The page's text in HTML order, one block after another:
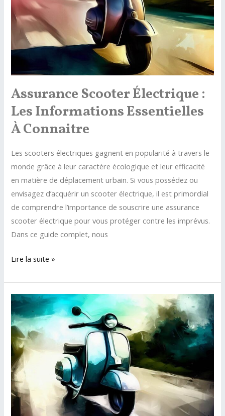
savoir
Assurance Scooter Électrique :
Les Informations Essentielles
À Connaitre
Les scooters électriques gagnent en popularité à travers le
monde grâce à leur caractère écologique et leur efficacité
en matière de déplacement urbain. Si vous possédez ou
envisagez d’acquérir un scooter électrique, il est primordial
de comprendre l’importance de souscrire une assurance
scooter électrique pour vous protéger contre les imprévus.
Dans ce guide complet, nous
Assurance
Électrique
:
les
Informations
Essentielles
à
connaitre
Lire la suite »